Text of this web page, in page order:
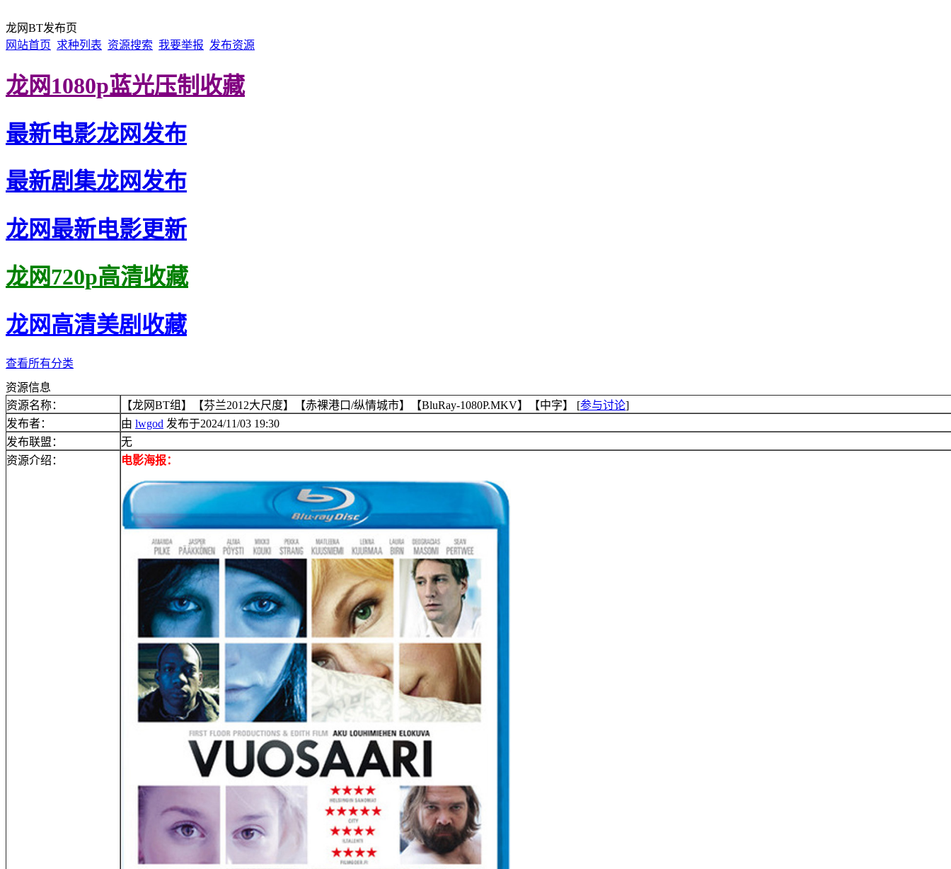
龙网BT发布页
网站首页 求种列表 资源搜索 我要举报 发布资源
龙网1080p蓝光压制收藏
最新电影龙网发布
最新剧集龙网发布
龙网最新电影更新
龙网720p高清收藏
龙网高清美剧收藏
查看所有分类
资源信息
资源名称：
【龙网BT组】【芬兰2012大尺度】【赤裸港口/纵情城市】【BluRay-1080P.MKV】【中字】 [参与讨论]
发布者：
由 lwgod 发布于2024/11/03 19:30
发布联盟：
无
资源介绍：
电影海报：